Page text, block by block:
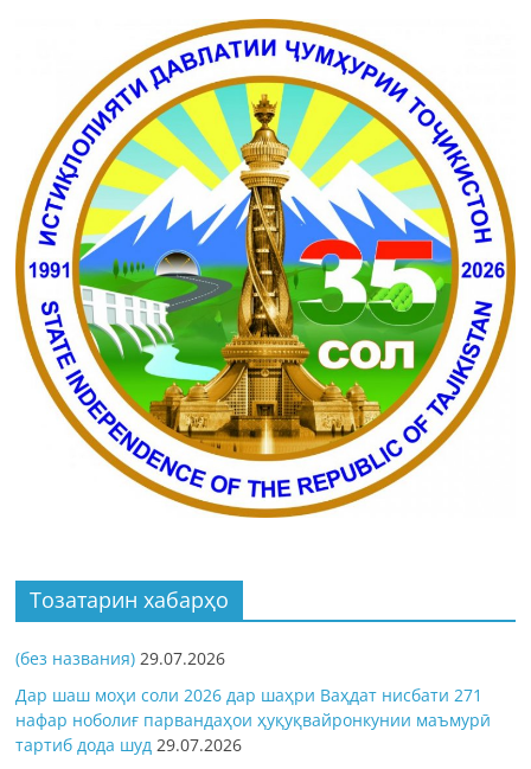
Тозатарин хабарҳо
(без названия) 29.07.2026
Дар шаш моҳи соли 2026 дар шаҳри Ваҳдат нисбати 271
нафар ноболиғ парвандаҳои ҳуқуқвайронкунии маъмурӣ
тартиб дода шуд 29.07.2026